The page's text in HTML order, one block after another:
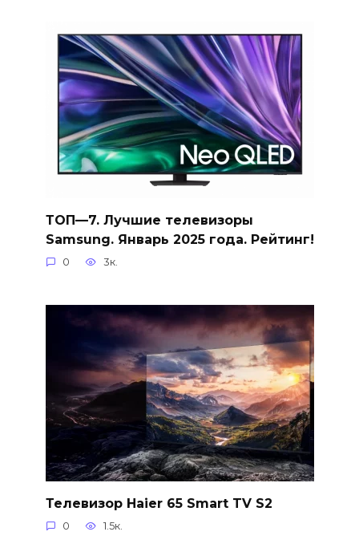
ТОП—7. Лучшие телевизоры
Samsung. Январь 2025 года. Рейтинг!
0 3к.
Телевизор Haier 65 Smart TV S2
0 1.5к.